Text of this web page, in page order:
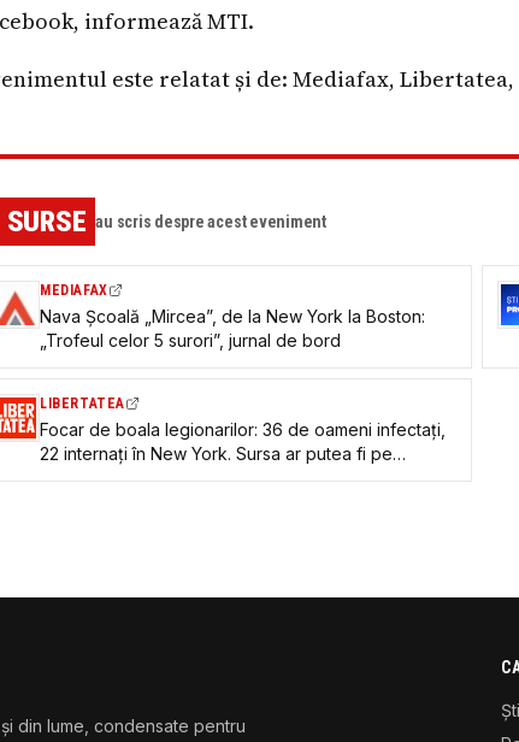
informează MTI.
este relatat și de: Mediafax, Libertatea,
SURSE au scris despre acest eveniment
MEDIAFAX
Nava Școală „Mircea”, de la New York la Boston:
„Trofeul celor 5 surori”, jurnal de bord
LIBERTATEA
Focar de boala legionarilor: 36 de oameni infectați,
22 internați în New York. Sursa ar putea fi pe
acoperișurile clădirilor
din lume, condensate pentru